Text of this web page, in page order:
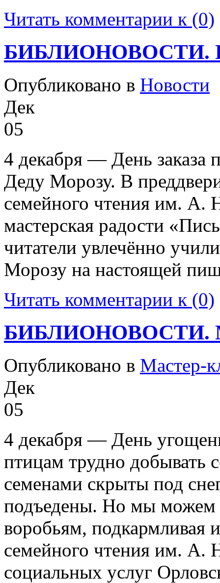
Читать комментарии к (0)
БИБЛИОНОВОСТИ.
Опубликовано в Новости
Дек
05
4 декабря — День заказа
Деду Морозу. В
семейного чтения им. А.
мастерская радости
читатели увлечённо
Морозу на настоящей
Читать комментарии к (0)
БИБЛИОНОВОСТИ.
Опубликовано в Мастер-
Дек
05
4 декабря — День
птицам трудно добывать
семенами скрыты под
подъедены. Но мы можем
воробьям, подкармливая
семейного чтения им. А.
социальных услуг